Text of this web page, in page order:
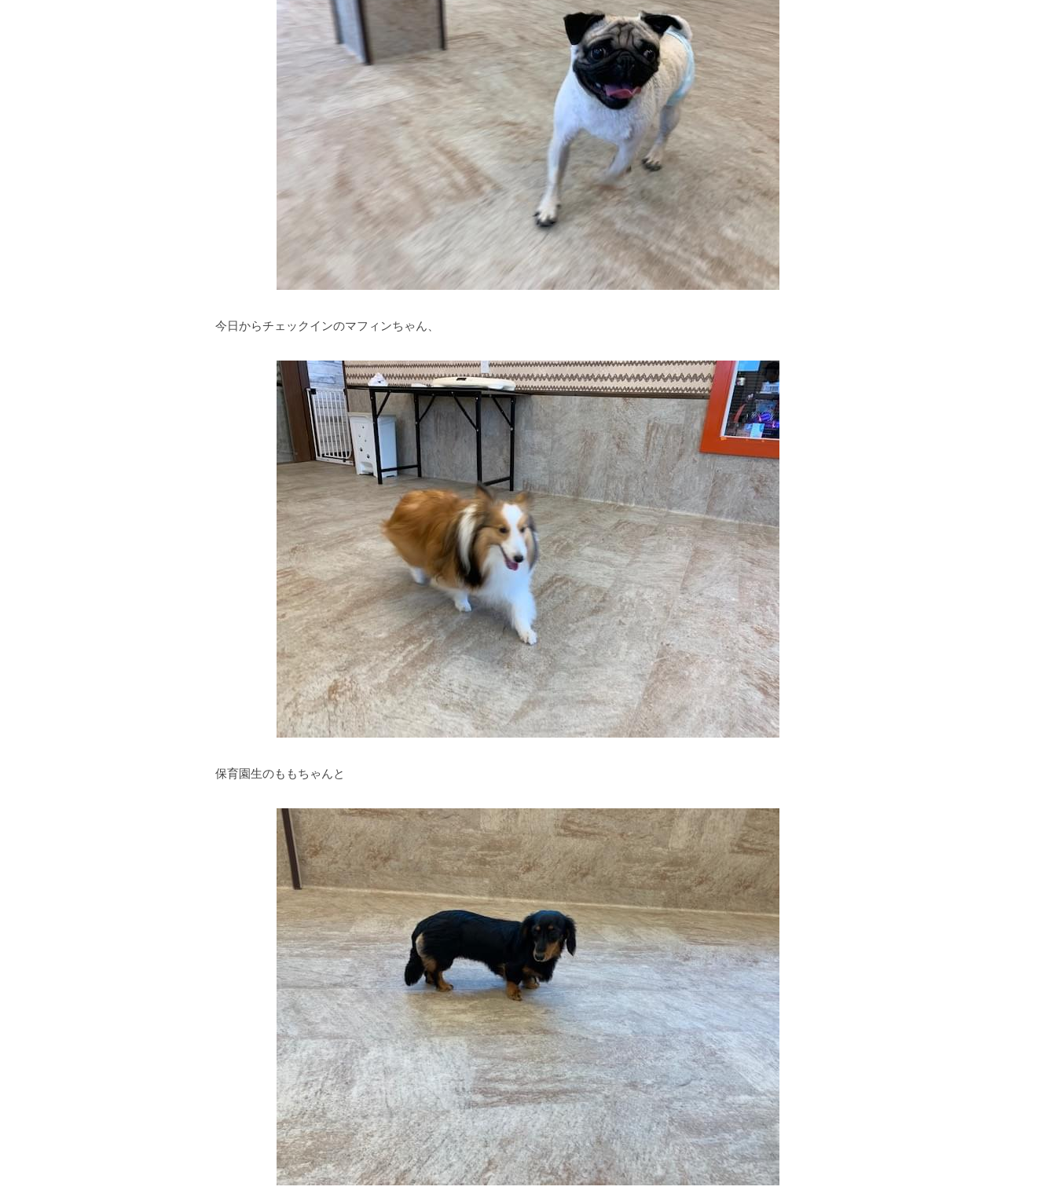
今日からチェックインのマフィンちゃん、
保育園生のももちゃんと